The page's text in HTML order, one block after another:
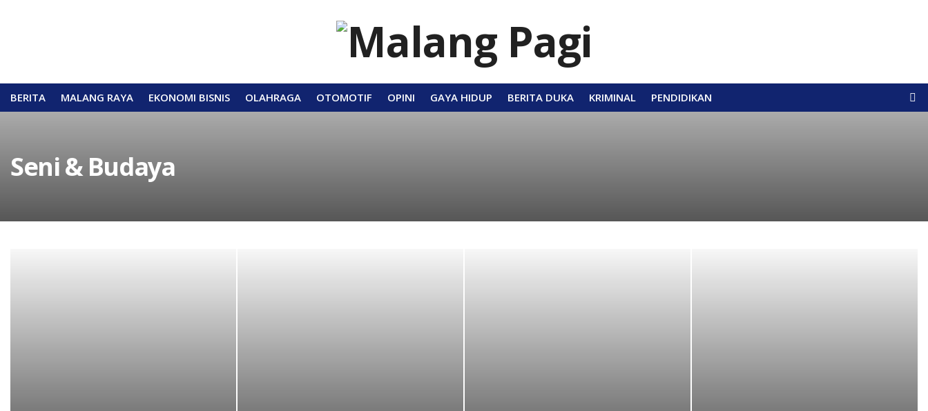
BERITA MALANG RAYA EKONOMI BISNIS OLAHRAGA OTOMOTIF OPINI GAYA HIDUP BERITA DUKA KRIMINAL PENDIDIKAN
Seni & Budaya